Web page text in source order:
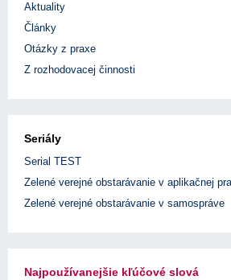
Aktuality
Články
Otázky z praxe
Z rozhodovacej činnosti
Seriály
Serial TEST
Zelené verejné obstarávanie v aplikačnej
Zelené verejné obstarávanie v samospráve
Najpoužívanejšie kľúčové slová